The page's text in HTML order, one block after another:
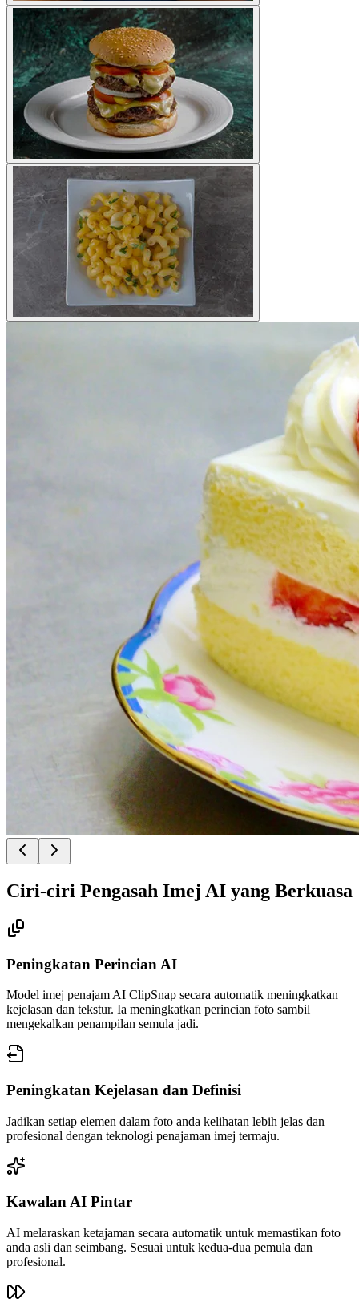
Ciri-ciri Pengasah Imej AI yang Berkuasa
Peningkatan Perincian AI
Model imej penajam AI ClipSnap secara automatik meningkatkan
kejelasan dan tekstur. Ia meningkatkan perincian foto sambil
mengekalkan penampilan semula jadi.
Peningkatan Kejelasan dan Definisi
Jadikan setiap elemen dalam foto anda kelihatan lebih jelas dan
profesional dengan teknologi penajaman imej termaju.
Kawalan AI Pintar
AI melaraskan ketajaman secara automatik untuk memastikan foto
anda asli dan seimbang. Sesuai untuk kedua-dua pemula dan
profesional.